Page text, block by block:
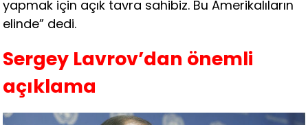
yapmak için açık tavra sahibiz. Bu Amerikalıların
elinde” dedi.
Sergey Lavrov’dan önemli
açıklama